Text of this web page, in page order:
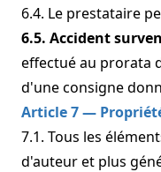
6.4. Le prestataire
6.5. Accident
effectué au prorata
d'une consigne
Article 7 —
7.1. Tous les
d'auteur et plus